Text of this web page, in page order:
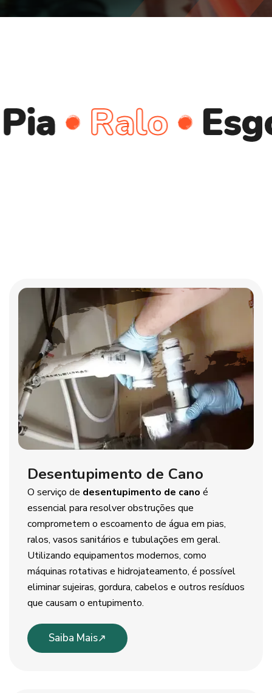
Ralo Esgoto
Desentupimento de Cano
O serviço de desentupimento de cano é
essencial para resolver obstruções que
comprometem o escoamento de água em pias,
ralos, vasos sanitários e tubulações em geral.
Utilizando equipamentos modernos, como
máquinas rotativas e hidrojateamento, é possível
eliminar sujeiras, gordura, cabelos e outros resíduos
que causam o entupimento.
Saiba Mais